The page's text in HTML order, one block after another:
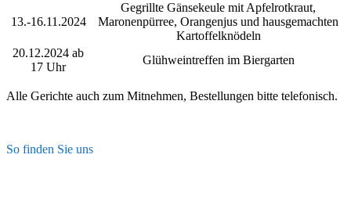
13.-16.11.2024
Gegrillte Gänsekeule mit Apfelrotkraut,
Maronenpürree, Orangenjus und hausgemachten
Kartoffelknödeln
20.12.2024 ab
17 Uhr
Glühweintreffen im Biergarten
Alle Gerichte auch zum Mitnehmen, Bestellungen bitte telefonisch.
So finden Sie uns